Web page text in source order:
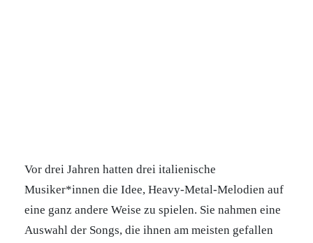
Vor drei Jahren hatten drei italienische
Musiker*innen die Idee, Heavy-Metal-Melodien auf
eine ganz andere Weise zu spielen. Sie nahmen eine
Auswahl der Songs, die ihnen am meisten gefallen